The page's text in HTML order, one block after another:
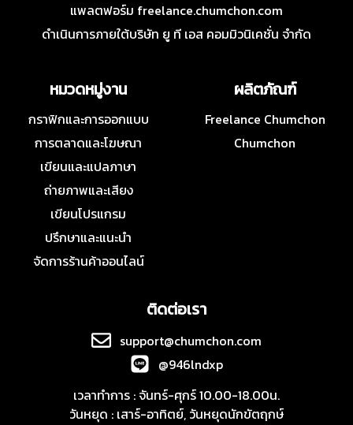
แพลตฟอร์ม freelance.chumchon.com
ดำเนินการภายใต้บริษัท ยู ที เอส คอมมิวนิเคชั่น จำกัด
หมวดหมู่งาน
กราฟิกและการออกแบบ
การตลาดและโฆษณา
เขียนและแปลภาษา
ถ่ายภาพและเสียง
เขียนโปรแกรม
ปรึกษาและแนะนำ
จัดการร้านค้าออนไลน์
ผลิตภัณฑ์
Freelance Chumchon
Chumchon
ติดต่อเรา
support@chumchon.com
@946lndxp
เวลาทำการ : จันทร์-ศุกร์ 10.00-18.00น.
วันหยุด : เสาร์-อาทิตย์, วันหยุดนักขัตฤกษ์